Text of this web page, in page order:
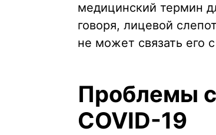
медицинский термин
говоря, лицевой
не может связать его
Проблемы
COVID-19